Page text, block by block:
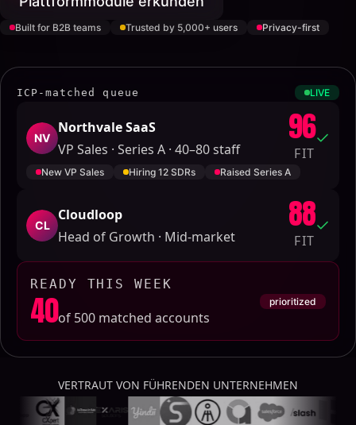
Built for B2B teams Trusted by 5,000+ users Privacy-first
ICP-matched queue LIVE
NV
Northvale SaaS
VP Sales · Series A · 40–80 staff
96
FIT
New VP Sales Hiring 12 SDRs Raised Series A
CL
Cloudloop
Head of Growth · Mid-market
88
FIT
READY THIS WEEK
40of 500 matched accounts
prioritized
VERTRAUT VON FÜHRENDEN UNTERNEHMEN